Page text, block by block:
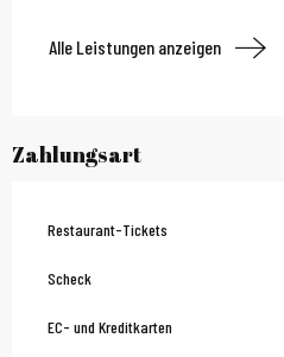
Alle Leistungen anzeigen
Zahlungsart
Restaurant-Tickets
Scheck
EC- und Kreditkarten